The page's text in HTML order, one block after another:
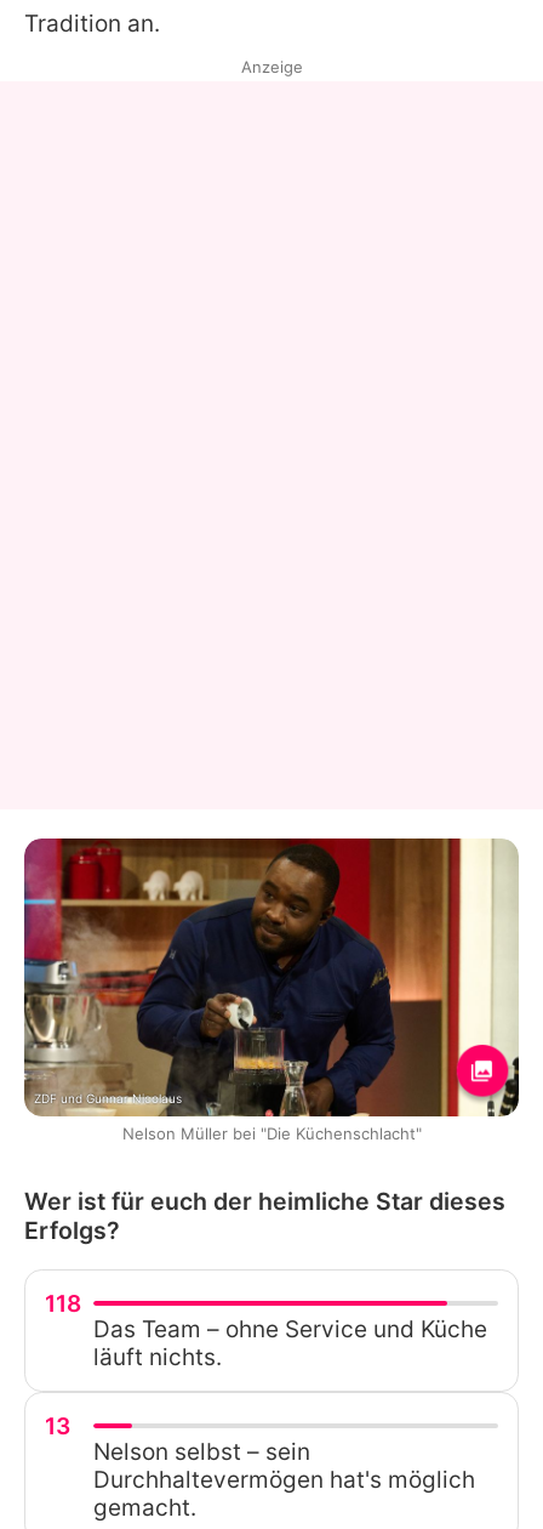
Tradition an.
Anzeige
ZDF und Gunnar Nicolaus
Nelson Müller bei "Die Küchenschlacht"
Wer ist für euch der heimliche Star dieses
Erfolgs?
118
Das Team – ohne Service und Küche
läuft nichts.
13
Nelson selbst – sein
Durchhaltevermögen hat's möglich
gemacht.